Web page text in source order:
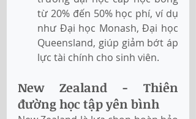
từ 20% đến 50% học phí, ví dụ
như Đại học Monash, Đại học
Queensland, giúp giảm bớt áp
lực tài chính cho sinh viên.
New Zealand - Thiên
đường học tập yên bình